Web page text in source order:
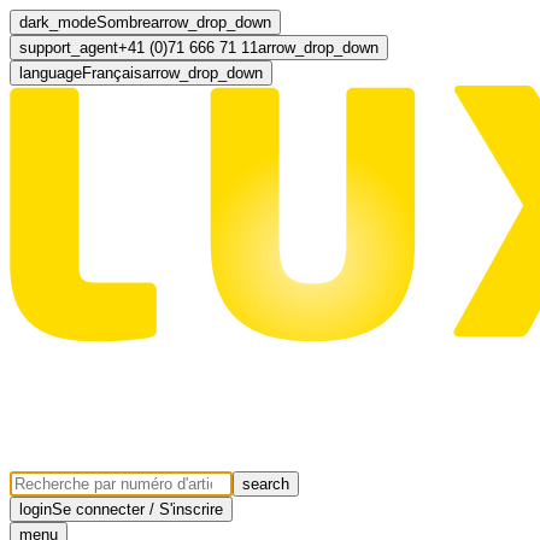
dark_modeSombrearrow_drop_down
support_agent+41 (0)71 666 71 11arrow_drop_down
languageFrançaisarrow_drop_down
search
loginSe connecter / S'inscrire
menu